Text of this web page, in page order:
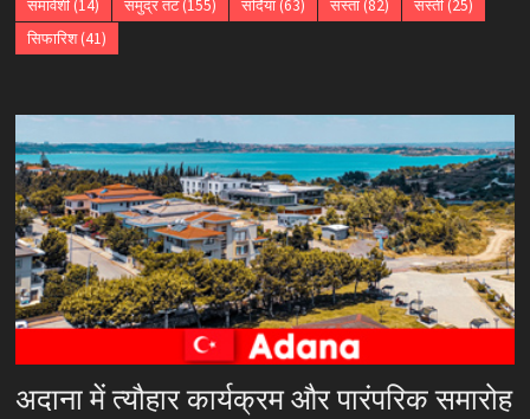
समावेशी(14) समुद्र तट(155) सर्दियां(63) सस्ता(82) सस्ती(25)
सिफारिश(41)
अदाना में त्यौहार कार्यक्रम और पारंपरिक समारोह